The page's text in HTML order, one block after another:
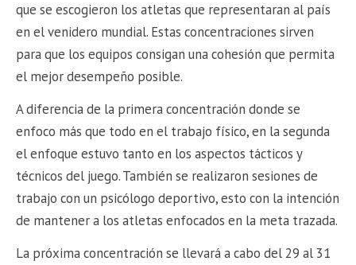
que se escogieron los atletas que representaran al país
en el venidero mundial. Estas concentraciones sirven
para que los equipos consigan una cohesión que permita
el mejor desempeño posible.
A diferencia de la primera concentración donde se
enfoco más que todo en el trabajo físico, en la segunda
el enfoque estuvo tanto en los aspectos tácticos y
técnicos del juego. También se realizaron sesiones de
trabajo con un psicólogo deportivo, esto con la intención
de mantener a los atletas enfocados en la meta trazada.
La próxima concentración se llevará a cabo del 29 al 31